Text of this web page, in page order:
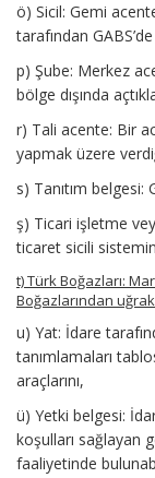
ö) Sicil: Gemi
tarafından
p) Şube: Merkez
bölge dışında
r) Tali acente: Bir
yapmak üzere
s) Tanıtım
ş) Ticari işletme
ticaret sicili
t) Türk Boğazları:
Boğazlarından
u) Yat: İdare
tanımlamaları
araçlarını,
ü) Yetki belgesi:
koşulları sağlayan
faaliyetinde